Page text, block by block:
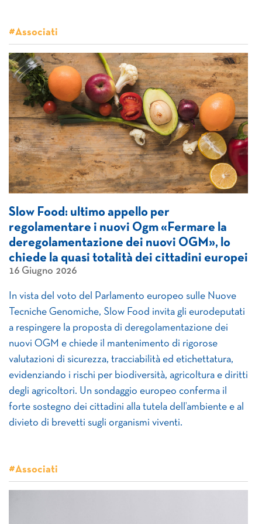
#Associati
Slow Food: ultimo appello per
regolamentare i nuovi Ogm «Fermare la
deregolamentazione dei nuovi OGM», lo
chiede la quasi totalità dei cittadini europei
16 Giugno 2026
In vista del voto del Parlamento europeo sulle Nuove
Tecniche Genomiche, Slow Food invita gli eurodeputati
a respingere la proposta di deregolamentazione dei
nuovi OGM e chiede il mantenimento di rigorose
valutazioni di sicurezza, tracciabilità ed etichettatura,
evidenziando i rischi per biodiversità, agricoltura e diritti
degli agricoltori. Un sondaggio europeo conferma il
forte sostegno dei cittadini alla tutela dell’ambiente e al
divieto di brevetti sugli organismi viventi.
#Associati